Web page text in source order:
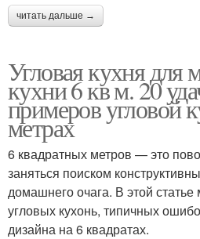
читать дальше →
Угловая кухня для
кухни 6 кв м. 20
примеров угловой
метрах
6 квадратных метров — это
заняться поиском
домашнего очага. В этой
угловых кухонь, типичных
дизайна на 6 квадратах.